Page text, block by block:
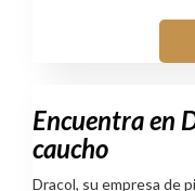
Encuentra en
caucho
Dracol, su empresa de